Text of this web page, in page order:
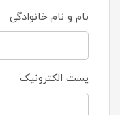
نام و نام خانوادگی
پست الکترونیک